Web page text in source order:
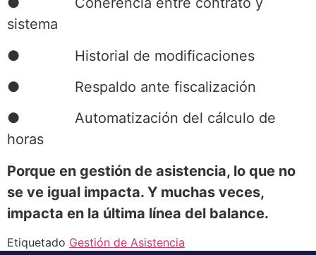
sistema
● Historial de modificaciones
● Respaldo ante fiscalización
● Automatización del cálculo de
horas
Porque en gestión de asistencia, lo que no
se ve igual impacta. Y muchas veces,
impacta en la última línea del balance.
Etiquetado Gestión de Asistencia